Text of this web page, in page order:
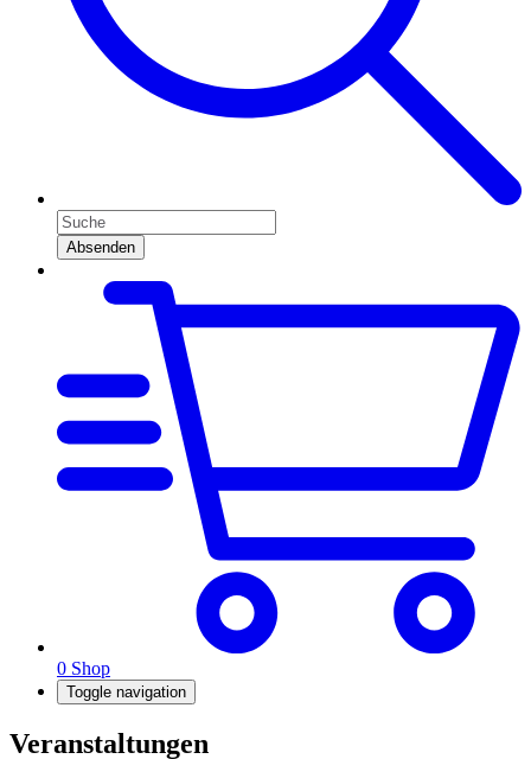
Absenden
0 Shop
Toggle navigation
Veranstaltungen